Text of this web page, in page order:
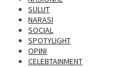
SULUT
NARASI
SOCIAL
SPOTYLIGHT
OPINI
CELEBTAINMENT